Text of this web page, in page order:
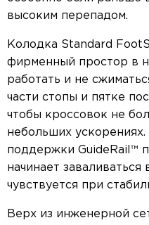
высоким перепадом.
Колодка Standard
фирменный простор в
работать и не
части стопы и пятке
чтобы кроссовок не
небольших
поддержки GuideRail™
начинает заваливаться
чувствуется при
Верх из инженерной